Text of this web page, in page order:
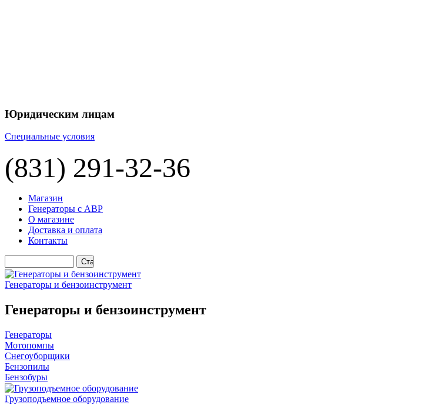
Юридическим лицам
Специальные условия
(831) 291-32-36
Магазин
Генераторы с АВР
О магазине
Доставка и оплата
Контакты
Генераторы и бензоинструмент
Генераторы и бензоинструмент
Генераторы
Мотопомпы
Снегоуборщики
Бензопилы
Бензобуры
Грузоподъемное оборудование